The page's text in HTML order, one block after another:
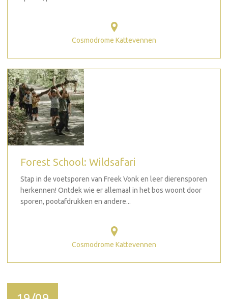
Cosmodrome Kattevennen
Forest School: Wildsafari
Stap in de voetsporen van Freek Vonk en leer dierensporen
herkennen! Ontdek wie er allemaal in het bos woont door
sporen, pootafdrukken en andere...
Cosmodrome Kattevennen